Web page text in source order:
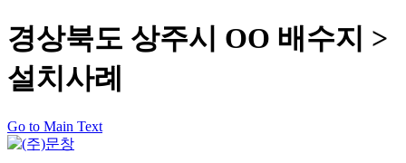
경상북도 상주시 OO 배수지 >
설치사례
Go to Main Text